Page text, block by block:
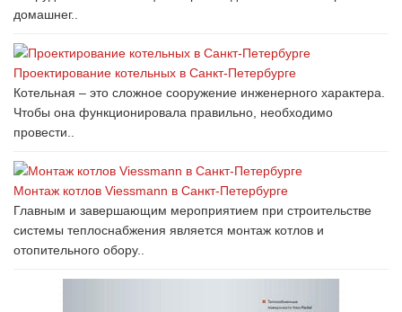
домашнег..
Проектирование котельных в Санкт-Петербурге
Котельная – это сложное сооружение инженерного характера.
Чтобы она функционировала правильно, необходимо
провести..
Монтаж котлов Viessmann в Санкт-Петербурге
Главным и завершающим мероприятием при строительстве
системы теплоснабжения является монтаж котлов и
отопительного обору..